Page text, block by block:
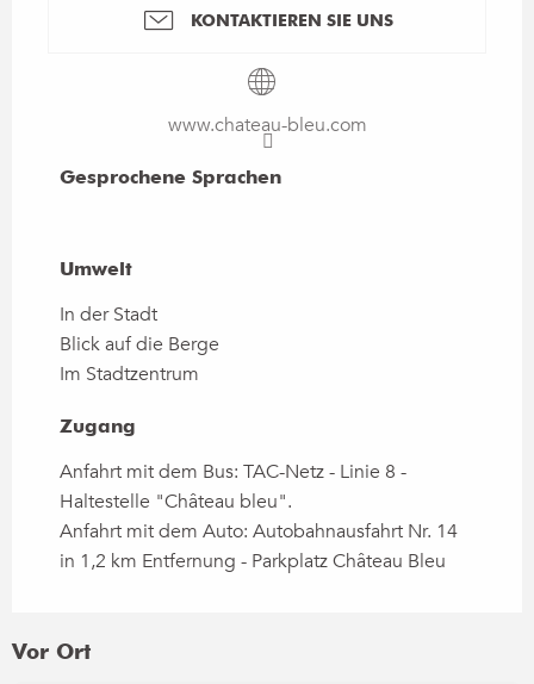
KONTAKTIEREN SIE UNS
www.chateau-bleu.com
Gesprochene Sprachen
Gesprochene Sprachen
Umwelt
Umwelt
In der Stadt
Blick auf die Berge
Im Stadtzentrum
Zugang
Zugang
Anfahrt mit dem Bus: TAC-Netz - Linie 8 -
Haltestelle "Château bleu".
Anfahrt mit dem Auto: Autobahnausfahrt Nr. 14
in 1,2 km Entfernung - Parkplatz Château Bleu
Vor Ort